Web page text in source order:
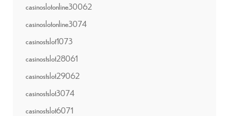
casinoslotonline30062
casinoslotonline3074
casinostslot1073
casinostslot28061
casinostslot29062
casinostslot3074
casinostslot6071